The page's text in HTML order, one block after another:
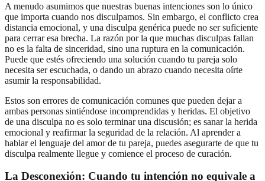
A menudo asumimos que nuestras buenas intenciones son lo único
que importa cuando nos disculpamos. Sin embargo, el conflicto crea
distancia emocional, y una disculpa genérica puede no ser suficiente
para cerrar esa brecha. La razón por la que muchas disculpas fallan
no es la falta de sinceridad, sino una ruptura en la comunicación.
Puede que estés ofreciendo una solución cuando tu pareja solo
necesita ser escuchada, o dando un abrazo cuando necesita oírte
asumir la responsabilidad.
Estos son errores de comunicación comunes que pueden dejar a
ambas personas sintiéndose incomprendidas y heridas. El objetivo
de una disculpa no es solo terminar una discusión; es sanar la herida
emocional y reafirmar la seguridad de la relación. Al aprender a
hablar el lenguaje del amor de tu pareja, puedes asegurarte de que tu
disculpa realmente llegue y comience el proceso de curación.
La Desconexión: Cuando tu intención no equivale a